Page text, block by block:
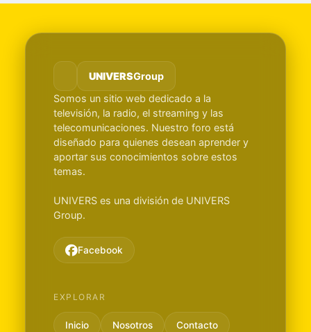
UNIVERSGroup
Somos un sitio web dedicado a la
televisión, la radio, el streaming y las
telecomunicaciones. Nuestro foro está
diseñado para quienes desean aprender y
aportar sus conocimientos sobre estos
temas.
UNIVERS es una división de UNIVERS
Group.
Facebook
EXPLORAR
Inicio Nosotros Contacto